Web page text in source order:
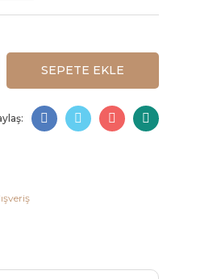
SEPETE EKLE